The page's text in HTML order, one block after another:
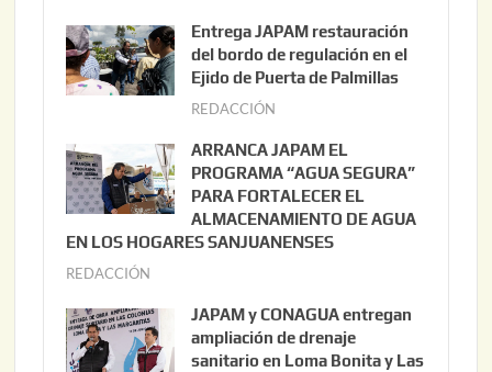
o
s
t
3
,
2
0
Entrega JAPAM restauración
del bordo de regulación en el
Ejido de Puerta de Palmillas
REDACCIÓN
i
o
2
2
0
ARRANCA JAPAM EL
PROGRAMA “AGUA SEGURA”
PARA FORTALECER EL
ALMACENAMIENTO DE AGUA
EN LOS HOGARES SANJUANENSES
REDACCIÓN
l
i
JAPAM y CONAGUA entregan
ampliación de drenaje
sanitario en Loma Bonita y Las